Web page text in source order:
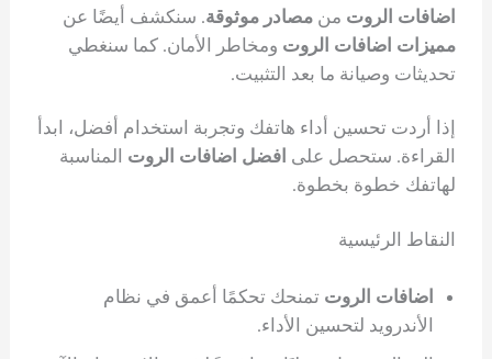
اضافات الروت منمصادر موثوقة. سنكشف أيضًا عن
مميزات اضافات الروت ومخاطر الأمان. كما سنغطي
تحديثات وصيانة ما بعد التثبيت.
إذا أردت تحسين أداء هاتفك وتجربة استخدام أفضل، ابدأ
القراءة. ستحصل على افضل اضافات الروت المناسبة
لهاتفك خطوة بخطوة.
النقاط الرئيسية
اضافات الروت تمنحك تحكمًا أعمق في نظام
الأندرويد لتحسين الأداء.